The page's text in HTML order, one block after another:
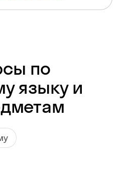
по
языку и